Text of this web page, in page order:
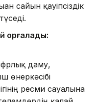
сайын қауіпсіздік
қорғалады:
даму,
өнеркәсібі
ресми сауалына